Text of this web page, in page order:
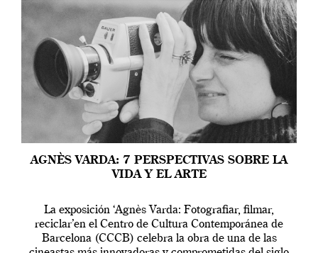
AGNÈS VARDA: 7 PERSPECTIVAS SOBRE LA
VIDA Y EL ARTE
La exposición ‘Agnès Varda: Fotografiar, filmar,
reciclar’en el Centro de Cultura Contemporánea de
Barcelona (CCCB) celebra la obra de una de las